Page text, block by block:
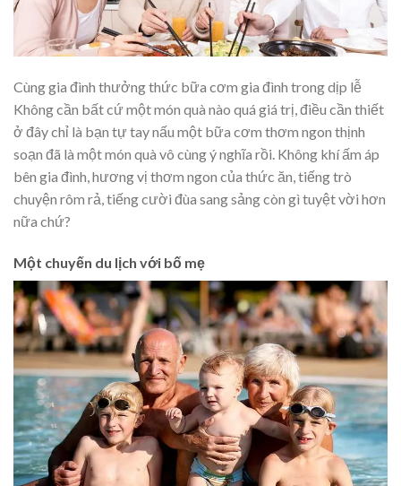
Cùng gia đình thưởng thức bữa cơm gia đình trong dịp lễ
Không cần bất cứ một món quà nào quá giá trị, điều cần thiết
ở đây chỉ là bạn tự tay nấu một bữa cơm thơm ngon thịnh
soạn đã là một món quà vô cùng ý nghĩa rồi. Không khí ấm áp
bên gia đình, hương vị thơm ngon của thức ăn, tiếng trò
chuyện rôm rả, tiếng cười đùa sang sảng còn gì tuyệt vời hơn
nữa chứ?
Một chuyến du lịch với bố mẹ